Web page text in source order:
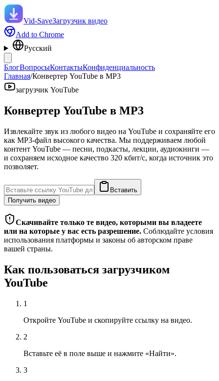
Vid-SaveЗагрузчик видео
Add to Chrome
Русский
БлогВопросыКонтактыКонфиденциальность
Главная/Конвертер YouTube в MP3
загрузчик YouTube
Конвертер YouTube в MP3
Извлекайте звук из любого видео на YouTube и сохраняйте его
как MP3-файл высокого качества. Мы поддерживаем любой
контент YouTube — песни, подкасты, лекции, аудиокниги —
и сохраняем исходное качество 320 кбит/с, когда источник это
позволяет.
Вставить
Получить видео
Скачивайте только те видео, которыми вы владеете
или на которые у вас есть разрешение. Соблюдайте условия
использования платформы и законы об авторском праве
вашей страны.
Как пользоваться загрузчиком
YouTube
1
Откройте YouTube и скопируйте ссылку на видео.
2
Вставьте её в поле выше и нажмите «Найти».
3